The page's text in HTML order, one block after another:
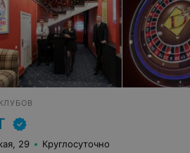
29 Круглосуточно